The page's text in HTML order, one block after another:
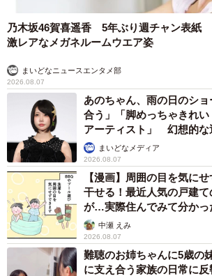
乃木坂46賀喜遥香 5年ぶり週チャン表紙
激レアなメガネルームウエア姿
まいどなニュースエンタメ部
2026.08.07
あのちゃん、雨の日のシ
合う」「脚めっちゃきれ
アーティスト」 幻想的な
まいどなメディア
2026.08.07
【漫画】周囲の目を気に
干せる！最近人気の戸建
が…実際住んでみて分かっ
中瀬 えみ
2026.08.07
難聴のお姉ちゃんに5歳
に支え合う家族の日常に